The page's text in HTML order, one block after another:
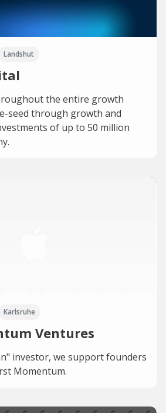
Landshut
the entire growth
seed through growth and
of up to 50 million
Karlsruhe
Ventures
investor, we support founders
Momentum.